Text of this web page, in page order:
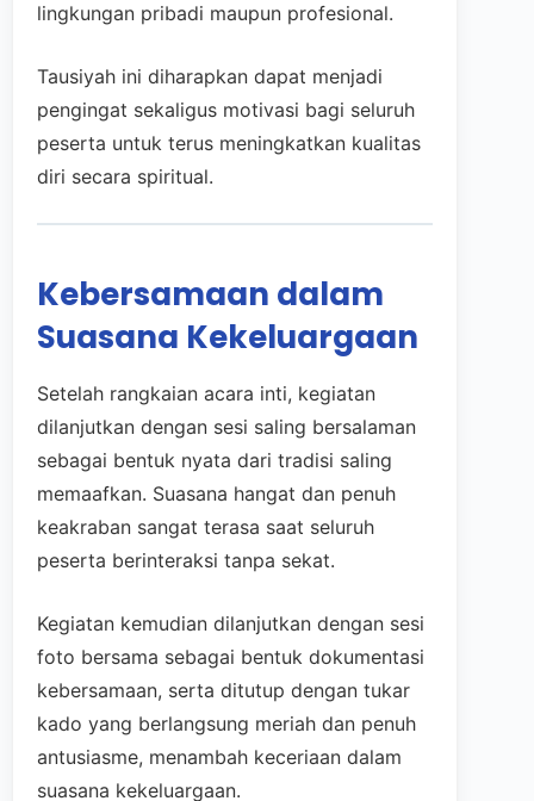
lingkungan pribadi maupun profesional.
Tausiyah ini diharapkan dapat menjadi
pengingat sekaligus motivasi bagi seluruh
peserta untuk terus meningkatkan kualitas
diri secara spiritual.
Kebersamaan dalam
Suasana Kekeluargaan
Setelah rangkaian acara inti, kegiatan
dilanjutkan dengan sesi saling bersalaman
sebagai bentuk nyata dari tradisi saling
memaafkan. Suasana hangat dan penuh
keakraban sangat terasa saat seluruh
peserta berinteraksi tanpa sekat.
Kegiatan kemudian dilanjutkan dengan sesi
foto bersama sebagai bentuk dokumentasi
kebersamaan, serta ditutup dengan tukar
kado yang berlangsung meriah dan penuh
antusiasme, menambah keceriaan dalam
suasana kekeluargaan.